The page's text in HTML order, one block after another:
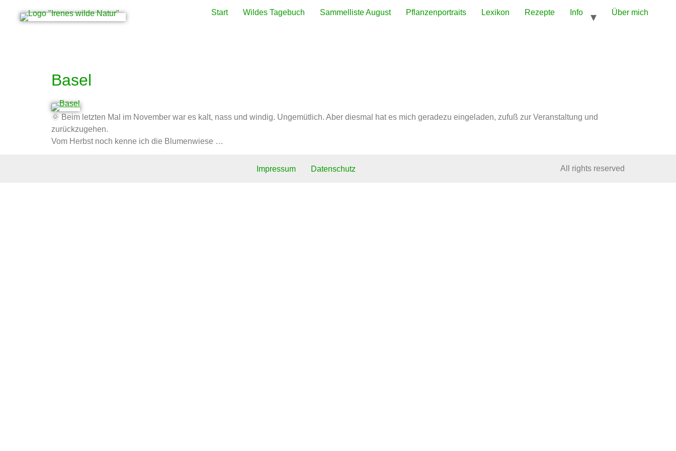
Start Wildes Tagebuch Sammelliste August Pflanzenportraits Lexikon Rezepte Info Über mich
Basel
🌞 Beim letzten Mal im November war es kalt, nass und windig. Ungemütlich. Aber diesmal hat es mich geradezu eingeladen, zufuß zur Veranstaltung und
zurückzugehen.
Vom Herbst noch kenne ich die Blumenwiese …
Impressum Datenschutz All rights reserved